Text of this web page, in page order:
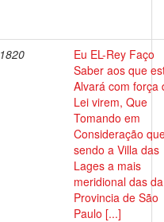
1820
Eu EL-Rey Faço
Saber aos que
Alvará com força
Lei virem, Que
Tomando em
Consideração
sendo a Villa das
Lages a mais
meridional das da
Provincia de São
Paulo [...]